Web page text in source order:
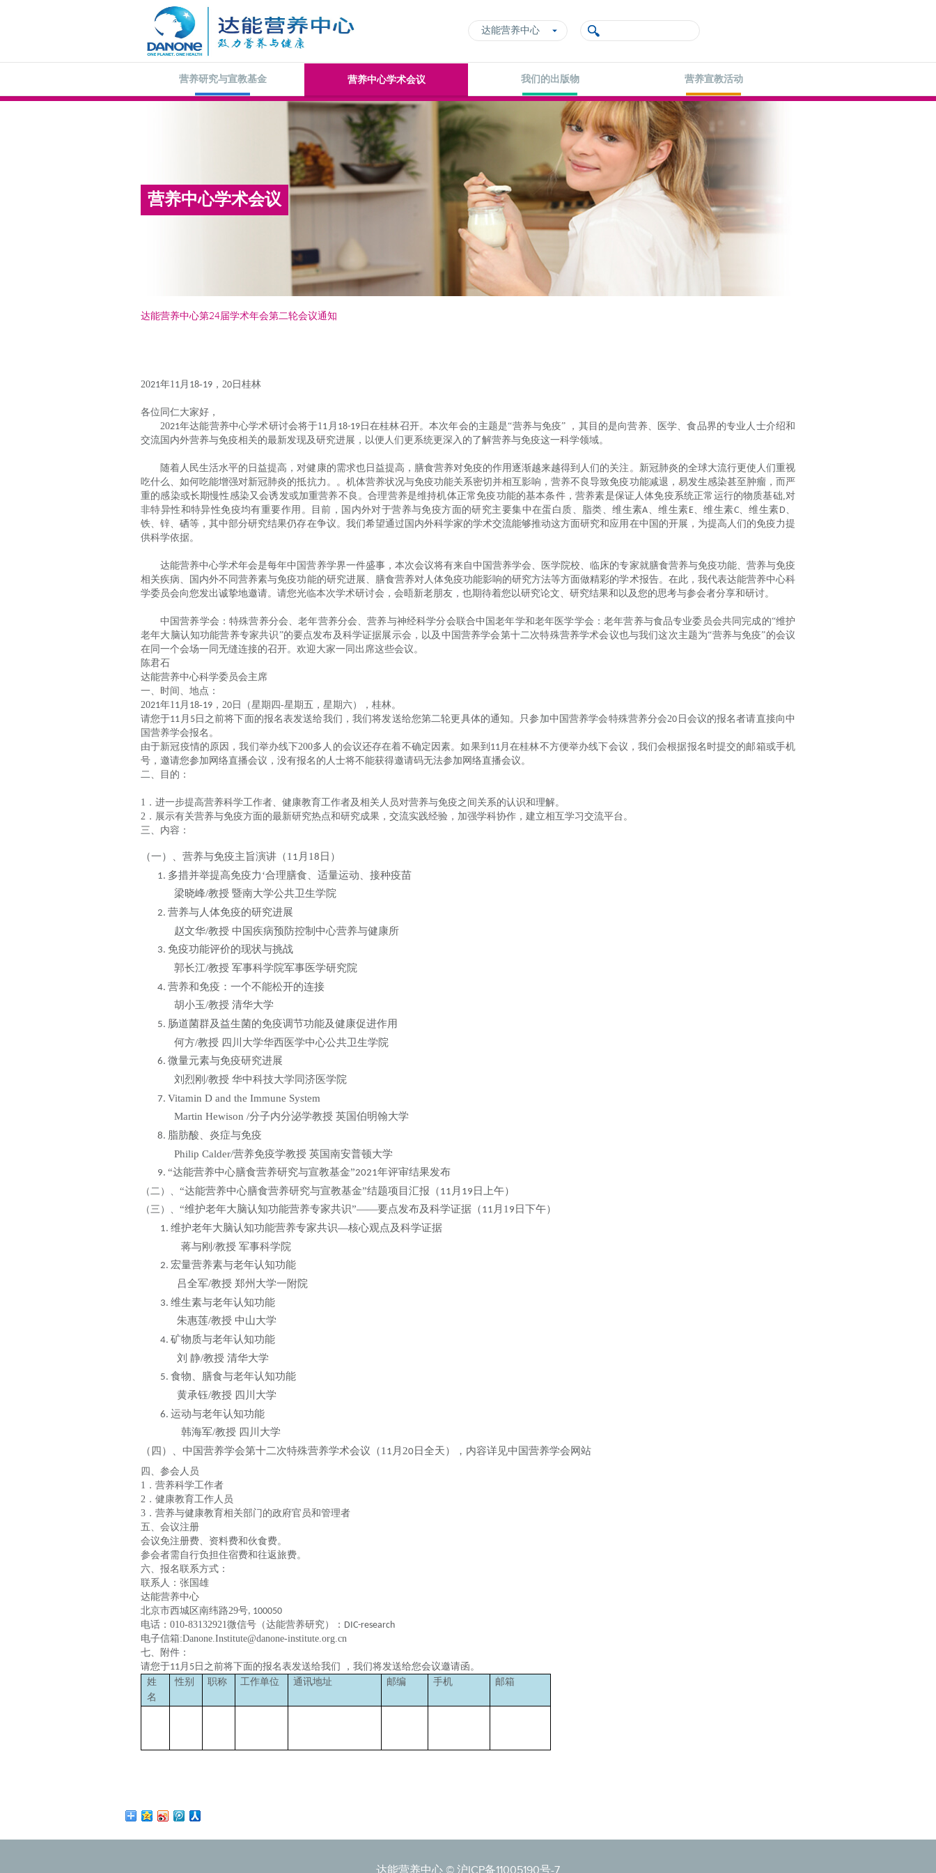
达能营养中心
营养研究与宣教基金 营养中心学术会议 我们的出版物 营养宣教活动
营养中心学术会议
达能营养中心第24届学术年会第二轮会议通知
2021年11月 18-19 ， 20 日桂林
各位同仁大家好，
2021年达能营养中心学术研讨会将于11 月 18-19日在桂林召开。本次年会的主题是“营养与免疫” ，其目的是向营养、医学、食品界的专业人士介绍和
交流国内外营养与免疫相关的最新发现及研究进展，以便人们更系统更深入的了解营养与免疫这一科学领域。
随着人民生活水平的日益提高，对健康的需求也日益提高，膳食营养对免疫的作用逐渐越来越得到人们的关注。新冠肺炎的全球大流行更使人们重视
吃什么、如何吃能增强对新冠肺炎的抵抗力。。机体营养状况与免疫功能关系密切并相互影响，营养不良导致免疫功能减退，易发生感染甚至肿瘤，而严
重的感染或长期慢性感染又会诱发或加重营养不良。合理营养是维持机体正常免疫功能的基本条件，营养素是保证人体免疫系统正常运行的物质基础,对
非特异性和特异性免疫均有重要作用。目前，国内外对于营养与免疫方面的研究主要集中在蛋白质、脂类、维生素A、维生素E、维生素C、维生素D、
铁、锌、硒等，其中部分研究结果仍存在争议。我们希望通过国内外科学家的学术交流能够推动这方面研究和应用在中国的开展，为提高人们的免疫力提
供科学依据。
达能营养中心学术年会是每年中国营养学界一件盛事，本次会议将有来自中国营养学会、医学院校、临床的专家就膳食营养与免疫功能、营养与免疫
相关疾病、国内外不同营养素与免疫功能的研究进展、膳食营养对人体免疫功能影响的研究方法等方面做精彩的学术报告。在此，我代表达能营养中心科
学委员会向您发出诚挚地邀请。请您光临本次学术研讨会，会晤新老朋友，也期待着您以研究论文、研究结果和以及您的思考与参会者分享和研讨。
中国营养学会：特殊营养分会、老年营养分会、营养与神经科学分会联合中国老年学和老年医学学会：老年营养与食品专业委员会共同完成的“维护
老年大脑认知功能营养专家共识”的要点发布及科学证据展示会，以及中国营养学会第十二次特殊营养学术会议也与我们这次主题为“营养与免疫”的会议
在同一个会场一同无缝连接的召开。欢迎大家一同出席这些会议。
陈君石
达能营养中心科学委员会主席
一、时间、地点：
2021年11月 18-19 ， 20 日（星期四-星期五，星期六），桂林。
请您于11 月 5日之前将下面的报名表发送给我们，我们将发送给您第二轮更具体的通知。只参加中国营养学会特殊营养分会20 日会议的报名者请直接向中
国营养学会报名。
由于新冠疫情的原因，我们举办线下200多人的会议还存在着不确定因素。如果到 11月在桂林不方便举办线下会议，我们会根据报名时提交的邮箱或手机
号，邀请您参加网络直播会议，没有报名的人士将不能获得邀请码无法参加网络直播会议。
二、目的：
1 ．进一步提高营养科学工作者、健康教育工作者及相关人员对营养与免疫之间关系的认识和理解。
2 ．展示有关营养与免疫方面的最新研究热点和研究成果，交流实践经验，加强学科协作，建立相互学习交流平台。
三、内容：
（一）、营养与免疫主旨演讲（1 1 月 1 8 日）
1. 多措并举提高免疫力‘合理膳食、适量运动、接种疫苗
梁晓峰/教授 暨南大学公共卫生学院
2. 营养与人体免疫的研究进展
赵文华/教授 中国疾病预防控制中心营养与健康所
3. 免疫功能评价的现状与挑战
郭长江/教授 军事科学院军事医学研究院
4. 营养和免疫：一个不能松开的连接
胡小玉/教授 清华大学
5. 肠道菌群及益生菌的免疫调节功能及健康促进作用
何方/教授 四川大学华西医学中心公共卫生学院
6. 微量元素与免疫研究进展
刘烈刚/教授 华中科技大学同济医学院
7. Vitamin D and the Immune System
Martin Hewison /分子内分泌学教授 英国伯明翰大学
8. 脂肪酸、炎症与免疫
Philip Calder/营养免疫学教授 英国南安普顿大学
9. “达能营养中心膳食营养研究与宣教基金”2021年评审结果发布
（二）、 “达能营养中心膳食营养研究与宣教基金”结题项目汇报（ 11 月 19 日上午）
（三）、 “维护老年大脑认知功能营养专家共识”——要点发布及科学证据（ 11 月 19 日下午）
1.维护老年大脑认知功能营养专家共识—核心观点及科学证据
蒋与刚/教授 军事科学院
2.宏量营养素与老年认知功能
吕全军/教授 郑州大学一附院
3.维生素与老年认知功能
朱惠莲/教授中山大学
4.矿物质与老年认知功能
刘 静/教授清华大学
5.食物、膳食与老年认知功能
黄承钰/教授 四川大学
6.运动与老年认知功能
韩海军/教授 四川大学
（四）、中国营养学会第十二次特殊营养学术会议（1 1 月 20 日全天），内容详见中国营养学会网站
四、参会人员
1 ．营养科学工作者
2 ．健康教育工作人员
3 ．营养与健康教育相关部门的政府官员和管理者
五、会议注册
会议免注册费、资料费和伙食费。
参会者需自行负担住宿费和往返旅费。
六、报名联系方式：
联系人：张国雄
达能营养中心
北京市西城区南纬路29号, 100050
电话： 010-83132921微信号（达能营养研究）： DIC-research
电子信箱:Danone.Institute@danone-institute.org.cn
七、附件：
请您于11 月 5日之前将下面的报名表发送给我们
，我们将发送给您会议邀请函。
姓
名
性别 职称 工作单位 通讯地址 邮编 手机 邮箱
达能营养中心 © 沪ICP备11005190号-7